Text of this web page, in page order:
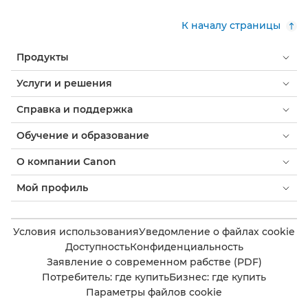
К началу страницы
Продукты
Услуги и решения
Справка и поддержка
Обучение и образование
О компании Canon
Мой профиль
Условия использованияУведомление о файлах cookie
ДоступностьКонфиденциальность
Заявление о современном рабстве (PDF)
Потребитель: где купитьБизнес: где купить
Параметры файлов cookie